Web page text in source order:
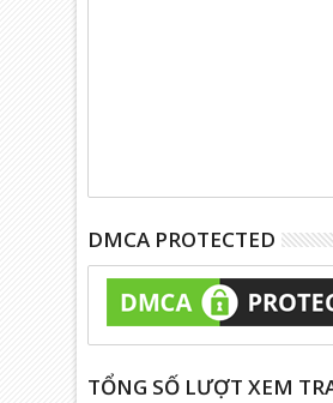
DMCA PROTECTED
TỔNG SỐ LƯỢT XEM